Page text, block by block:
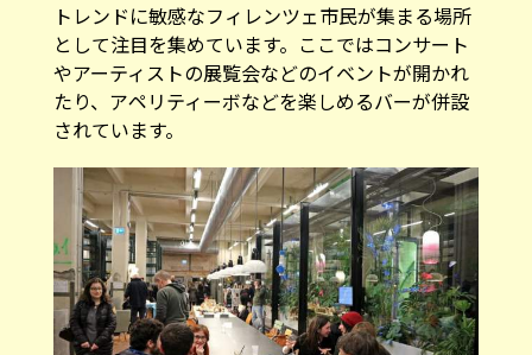
トレンドに敏感なフィレンツェ市民が集まる場所
として注目を集めています。ここではコンサート
やアーティストの展覧会などのイベントが開かれ
たり、アペリティーボなどを楽しめるバーが併設
されています。